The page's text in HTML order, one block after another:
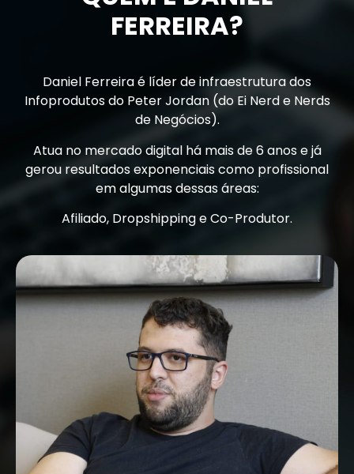
FERREIRA?
Daniel Ferreira é líder de infraestrutura dos
Infoprodutos do Peter Jordan (do Ei Nerd e Nerds
de Negócios).
Atua no mercado digital há mais de 6 anos e já
gerou resultados exponenciais como profissional
em algumas dessas áreas:
Afiliado, Dropshipping e Co-Produtor.